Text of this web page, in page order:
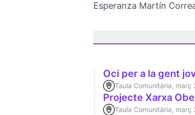
Esperanza Martín
Oci per a la gent
Taula Comunitària, març
Projecte Xarxa
Taula Comunitària, març